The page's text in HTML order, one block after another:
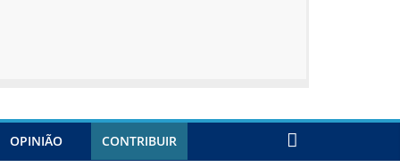
OPINIÃO CONTRIBUIR